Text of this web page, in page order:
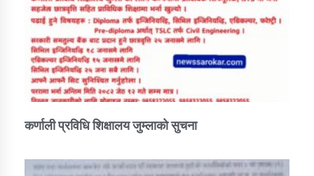
कर्णाली प्रविधि शिक्षालय जुम्लाको सुचना